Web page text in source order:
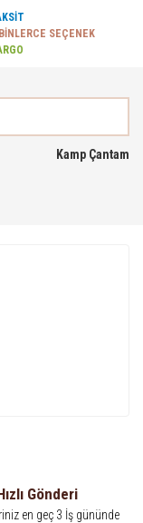
SEÇENEK
Kamp Çantam
Gönderi
en geç 3 İş gününde